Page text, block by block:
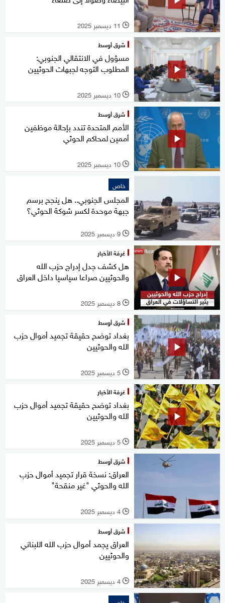
l 11 ديسمبر 2025
شرق أوسط
مسؤول في الانتقالي الجنوبي:
المطلوب التوجه لجبهات الحوثيين
l 10 ديسمبر 2025
شرق أوسط
الأمم المتحدة تندد بإحالة موظفين
أممين لمحاكم الحوثي
l 10 ديسمبر 2025
خاص
المجلس الجنوبي.. هل ينجح برسم
جبهة موحدة لكسر شوكة الحوثي؟
l 9 ديسمبر 2025
غرفة الأخبار
هل كشف جدل إدراج حزب الله
والحوثيين صراعا سياسيا داخل العراق
l 8 ديسمبر 2025
شرق أوسط
بغداد توضح حقيقة تجميد أموال حزب
الله والحوثيين
l 5 ديسمبر 2025
غرفة الأخبار
بغداد توضح حقيقة تجميد أموال حزب
الله والحوثيين
l 5 ديسمبر 2025
شرق أوسط
العراق: نسخة قرار تجميد أموال حزب
الله والحوثي "غير منقحة"
l 4 ديسمبر 2025
شرق أوسط
العراق يجمد أموال حزب الله اللبناني
والحوثيين
l 4 ديسمبر 2025